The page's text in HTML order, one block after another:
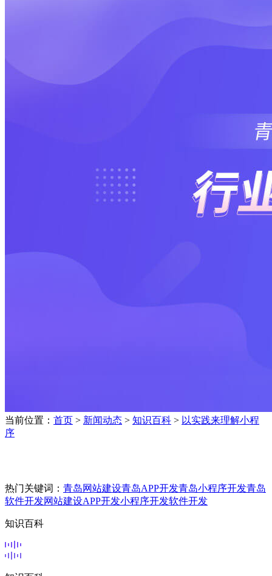
当前位置： 首页 > 新闻动态 > 知识百科 > 以实践来理解小程
序
热门关键词： 青岛网站建设青岛APP开发青岛小程序开发青岛
软件开发网站建设APP开发小程序开发软件开发
知识百科